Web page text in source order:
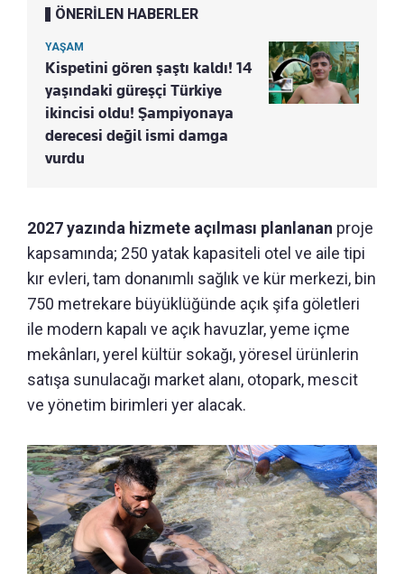
ÖNERİLEN HABERLER
YAŞAM
Kispetini gören şaştı kaldı! 14
yaşındaki güreşçi Türkiye
ikincisi oldu! Şampiyonaya
derecesi değil ismi damga
vurdu
2027 yazında hizmete açılması planlanan proje
kapsamında; 250 yatak kapasiteli otel ve aile tipi
kır evleri, tam donanımlı sağlık ve kür merkezi, bin
750 metrekare büyüklüğünde açık şifa göletleri
ile modern kapalı ve açık havuzlar, yeme içme
mekânları, yerel kültür sokağı, yöresel ürünlerin
satışa sunulacağı market alanı, otopark, mescit
ve yönetim birimleri yer alacak.